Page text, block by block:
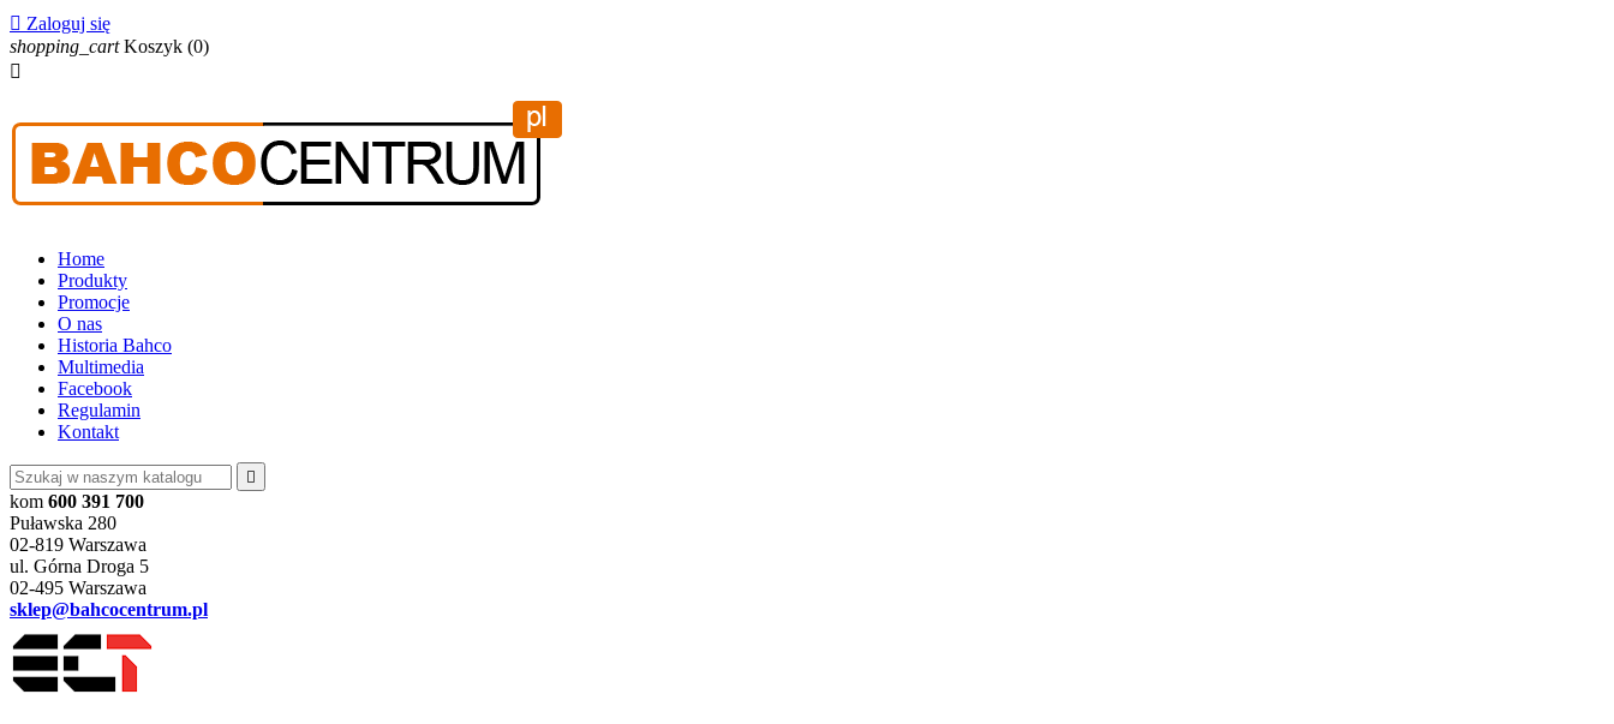
 Zaloguj się
shopping_cart Koszyk (0)

Home
Produkty
Promocje
O nas
Historia Bahco
Multimedia
Facebook
Regulamin
Kontakt

kom 600 391 700
Puławska 280
02-819 Warszawa
ul. Górna Droga 5
02-495 Warszawa
sklep@bahcocentrum.pl